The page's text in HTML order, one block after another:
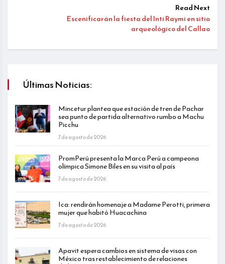
Read Next
Escenificarán la fiesta del Inti Raymi en sitio
arqueológico del Callao
Últimas Noticias:
Mincetur plantea que estación de tren de Pachar
sea punto de partida alternativo rumbo a Machu
Picchu
7 de agosto de 2026
PromPerú presenta la Marca Perú a campeona
olímpica Simone Biles en su visita al país
7 de agosto de 2026
Ica: rendirán homenaje a Madame Perotti, primera
mujer que habitó Huacachina
7 de agosto de 2026
Apavit espera cambios en sistema de visas con
México tras restablecimiento de relaciones